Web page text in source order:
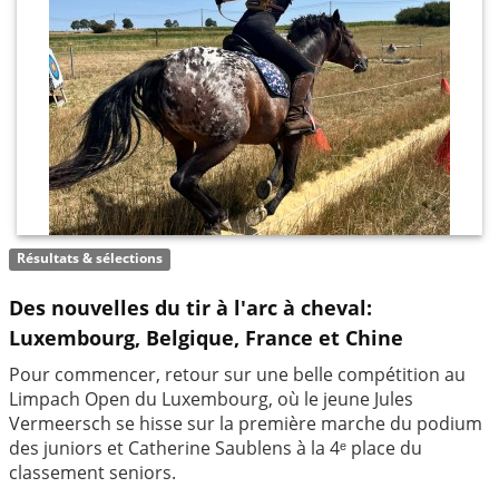
Résultats & sélections
Des nouvelles du tir à l'arc à cheval:
Luxembourg, Belgique, France et Chine
Pour commencer, retour sur une belle compétition au
Limpach Open du Luxembourg, où le jeune Jules
Vermeersch se hisse sur la première marche du podium
des juniors et Catherine Saublens à la 4ᵉ place du
classement seniors.